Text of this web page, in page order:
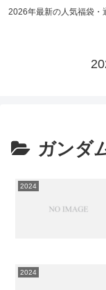
2026年最新の人気福袋・
ガンダ
2024
2024